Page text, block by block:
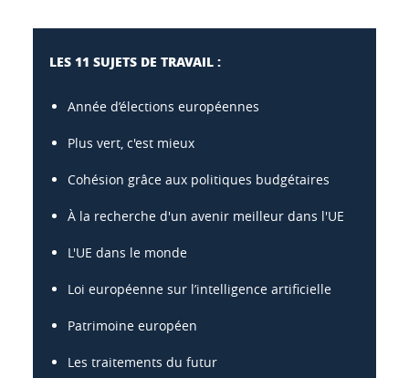
LES 11 SUJETS DE TRAVAIL :
Année d’élections européennes
Plus vert, c'est mieux
Cohésion grâce aux politiques budgétaires
À la recherche d'un avenir meilleur dans l'UE
L'UE dans le monde
Loi européenne sur l’intelligence artificielle
Patrimoine européen
Les traitements du futur